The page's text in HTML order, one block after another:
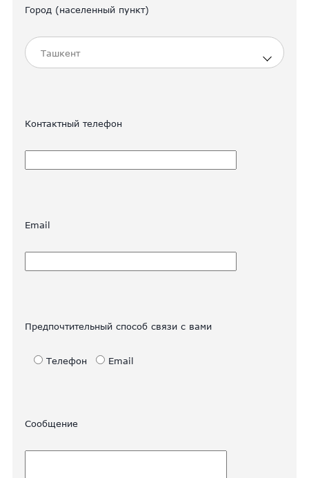
Город (населенный пункт)
Контактный телефон
Email
Предпочтительный способ связи с вами
Телефон Email
Сообщение